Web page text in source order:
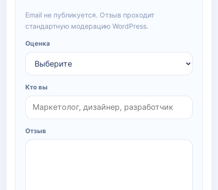
Email не публикуется. Отзыв проходит
стандартную модерацию WordPress.
Оценка
Кто вы
Отзыв